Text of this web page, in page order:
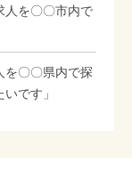
人を〇〇市内で
を〇〇県内で探
です」